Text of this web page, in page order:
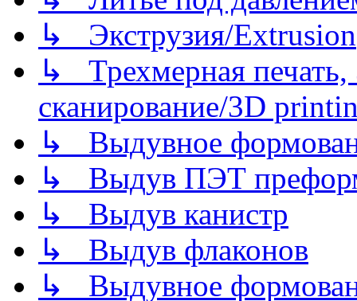
↳ Экструзия/Extrusion
↳ Трехмерная
сканирование/3D
↳ Выдувное
↳ Выдув ПЭТ
↳ Выдув канистр
↳ Выдув флаконов
↳ Выдувное